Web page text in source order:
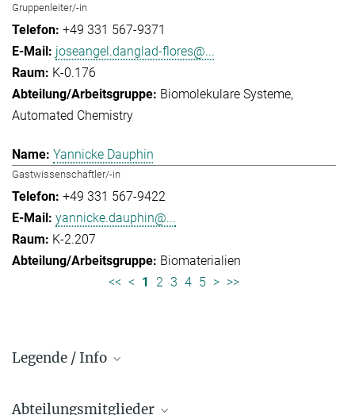
Gruppenleiter/-in
+49 331 567-9371
joseangel.danglad-flores@...
K-0.176
Biomolekulare Systeme
Automated Chemistry
Yannicke Dauphin
Gastwissenschaftler/-in
+49 331 567-9422
yannicke.dauphin@...
K-2.207
Biomaterialien
<< < 1 2 3 4 5 > >>
Legende / Info
Abteilungsmitglieder